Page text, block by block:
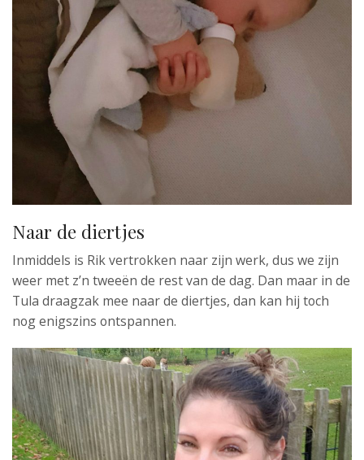
Naar de diertjes
Inmiddels is Rik vertrokken naar zijn werk, dus we zijn
weer met z’n tweeën de rest van de dag. Dan maar in de
Tula draagzak mee naar de diertjes, dan kan hij toch
nog enigszins ontspannen.